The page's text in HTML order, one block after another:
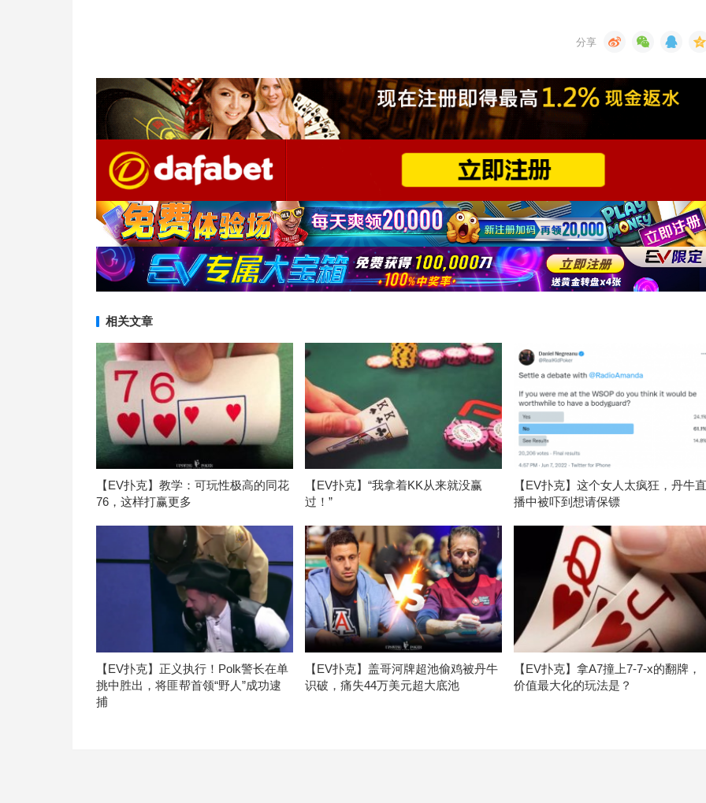
相关文章
【EV扑克】教学：可玩性极高的同花
76，这样打赢更多
【EV扑克】“我拿着KK从来就没赢
过！”
【EV扑克】这个女人太疯狂，丹牛
播中被吓到想请保镖
【EV扑克】正义执行！Polk警长在单
挑中胜出，将匪帮首领“野人”成功逮
捕
【EV扑克】盖哥河牌超池偷鸡被丹牛
识破，痛失44万美元超大底池
【EV扑克】拿A7撞上7-7-x的翻牌，
价值最大化的玩法是？